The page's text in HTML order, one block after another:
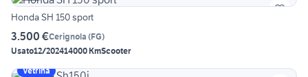
Honda SH 150 sport
3.500 €Cerignola (FG)
Usato12/202414000 KmScooter
Vetrina